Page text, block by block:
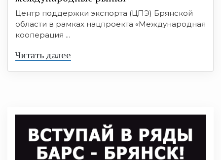
Центр поддержки экспорта (ЦПЭ) Брянской
области в рамках нацпроекта «Международная
кооперация ...
Читать далее